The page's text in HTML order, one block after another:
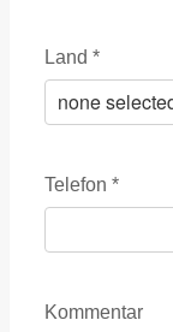
Land *
Telefon *
Kommentar